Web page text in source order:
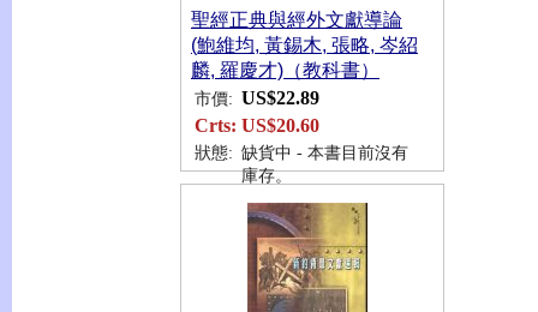
聖經正典與經外文獻導論
(鮑維均, 黃錫木, 張略, 岑紹
麟, 羅慶才)（教科書）
市價: US$22.89
Crts: US$20.60
狀態: 缺貨中 - 本書目前沒有
庫存。